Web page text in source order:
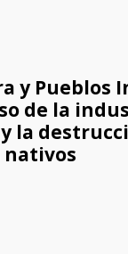
y Pueblos
de la
la
nativos